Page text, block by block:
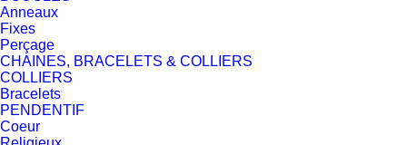
Anneaux
Fixes
Perçage
CHAINES, BRACELETS & COLLIERS
COLLIERS
Bracelets
PENDENTIF
Coeur